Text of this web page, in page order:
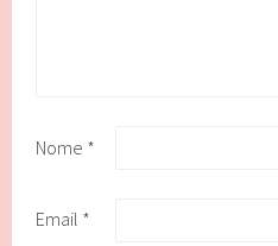
Nome *
Email *